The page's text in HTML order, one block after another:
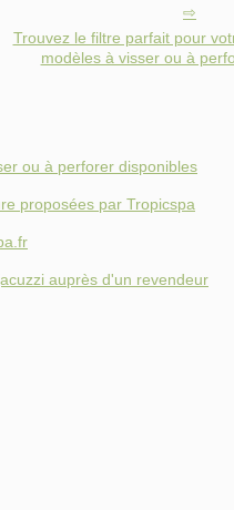
Trouvez le filtre parfait pour
modèles à visser ou à
ou à perforer disponibles
proposées par Tropicspa
auprès d'un revendeur